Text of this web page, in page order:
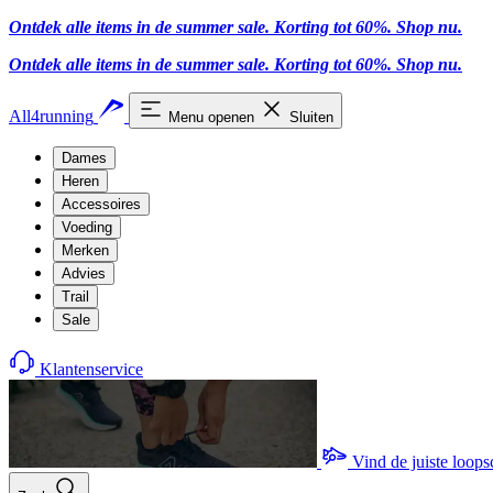
Ontdek alle items in de summer sale. Korting tot 60%. Shop nu.
Ontdek alle items in de summer sale. Korting tot 60%. Shop nu.
All4running Menu openen Sluiten
Dames
Heren
Accessoires
Voeding
Merken
Advies
Trail
Sale
Klantenservice
Vind de juiste